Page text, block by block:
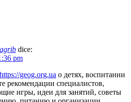
dice:
pm
https://geog.org.ua о детях, воспитании
рекомендации специалистов,
игры, идеи для занятий, советы